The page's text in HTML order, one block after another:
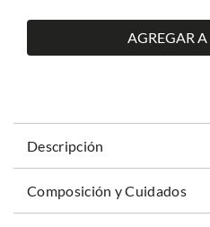
AGREGAR
Descripción
Composición y Cuidados